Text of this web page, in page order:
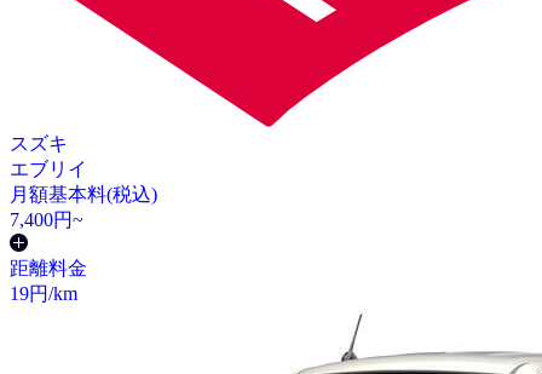
スズキ
エブリイ
月額基本料(税込)
7,400円~
距離料金
19円/km